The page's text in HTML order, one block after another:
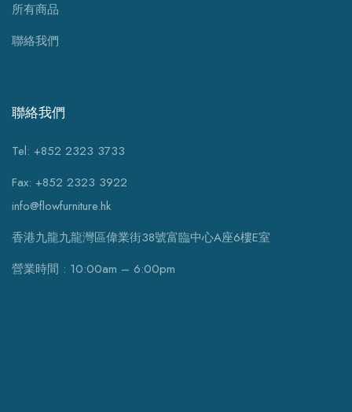
所有商品
聯絡我們
聯絡我們
Tel: +852 2323 3733
Fax: +852 2323 3922
info@flowfurniture.hk
香港九龍九龍灣區偉業街38號富臨中心A座6樓E室
營業時間 : 10:00am – 6:00pm